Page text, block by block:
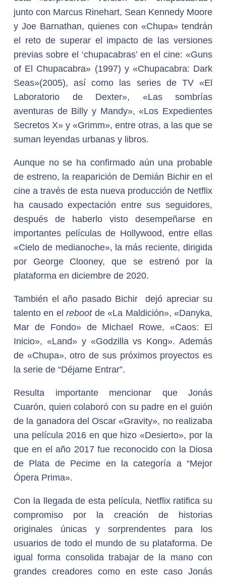
junto con Marcus Rinehart, Sean Kennedy Moore
y Joe Barnathan, quienes con «Chupa» tendrán
el reto de superar el impacto de las versiones
previas sobre el ‘chupacabras’ en el cine: «Guns
of El Chupacabra» (1997) y «Chupacabra: Dark
Seas»(2005), así como las series de TV «El
Laboratorio de Dexter», «Las sombrías
aventuras de Billy y Mandy», «Los Expedientes
Secretos X» y «Grimm», entre otras, a las que se
suman leyendas urbanas y libros.
Aunque no se ha confirmado aún una probable
de estreno, la reaparición de Demián Bichir en el
cine a través de esta nueva producción de Netflix
ha causado expectación entre sus seguidores,
después de haberlo visto desempeñarse en
importantes películas de Hollywood, entre ellas
«Cielo de medianoche», la más reciente, dirigida
por George Clooney, que se estrenó por la
plataforma en diciembre de 2020.
También el año pasado Bichir dejó apreciar su
talento en elreboot de «La Maldición», «Danyka,
Mar de Fondo» de Michael Rowe, «Caos: El
Inicio», «Land» y «Godzilla vs Kong». Además
de «Chupa», otro de sus próximos proyectos es
la serie de “Déjame Entrar”.
Resulta importante mencionar que Jonás
Cuarón, quien colaboró con su padre en el guión
de la ganadora del Oscar «Gravity», no realizaba
una película 2016 en que hizo «Desierto», por la
que en el año 2017 fue reconocido con la Diosa
de Plata de Pecime en la categoría a “Mejor
Ópera Prima».
Con la llegada de esta película, Netflix ratifica su
compromiso por la creación de historias
originales únicas y sorprendentes para los
usuarios de todo el mundo de su plataforma. De
igual forma consolida trabajar de la mano con
grandes creadores como en este caso Jonás